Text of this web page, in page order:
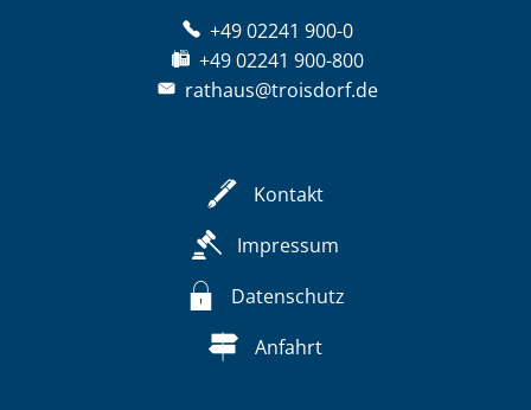
+49 02241 900-0
+49 02241 900-800
rathaus@troisdorf.de
Kontakt
Impressum
Datenschutz
Anfahrt